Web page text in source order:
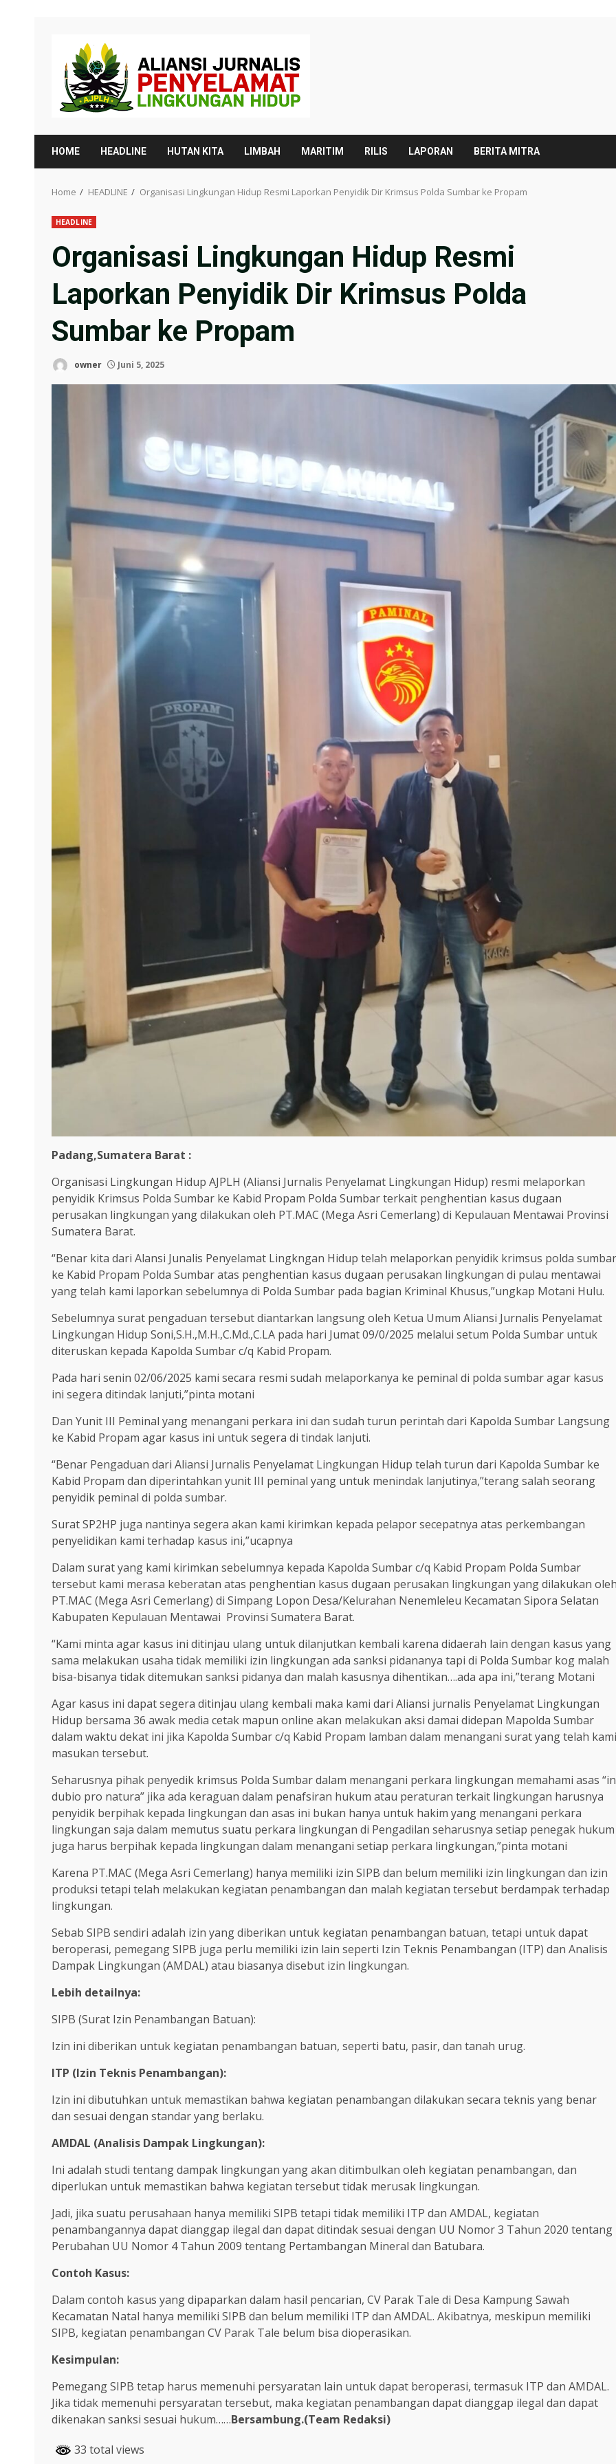
HOME HEADLINE HUTAN KITA LIMBAH MARITIM RILIS LAPORAN BERITA MITRA
Home HEADLINE Organisasi Lingkungan Hidup Resmi Laporkan Penyidik Dir Krimsus Polda Sumbar ke Propam
HEADLINE
Organisasi Lingkungan Hidup Resmi
Laporkan Penyidik Dir Krimsus Polda
Sumbar ke Propam
owner Juni 5, 2025
Padang,Sumatera Barat :
Organisasi Lingkungan Hidup AJPLH (Aliansi Jurnalis Penyelamat Lingkungan Hidup) resmi melaporkan
penyidik Krimsus Polda Sumbar ke Kabid Propam Polda Sumbar terkait penghentian kasus dugaan
perusakan lingkungan yang dilakukan oleh PT.MAC (Mega Asri Cemerlang) di Kepulauan Mentawai Provinsi
Sumatera Barat.
“Benar kita dari Alansi Junalis Penyelamat Lingkngan Hidup telah melaporkan penyidik krimsus polda sumbar
ke Kabid Propam Polda Sumbar atas penghentian kasus dugaan perusakan lingkungan di pulau mentawai
yang telah kami laporkan sebelumnya di Polda Sumbar pada bagian Kriminal Khusus,”ungkap Motani Hulu.
Sebelumnya surat pengaduan tersebut diantarkan langsung oleh Ketua Umum Aliansi Jurnalis Penyelamat
Lingkungan Hidup Soni,S.H.,M.H.,C.Md.,C.LA pada hari Jumat 09/0/2025 melalui setum Polda Sumbar untuk
diteruskan kepada Kapolda Sumbar c/q Kabid Propam.
Pada hari senin 02/06/2025 kami secara resmi sudah melaporkanya ke peminal di polda sumbar agar kasus
ini segera ditindak lanjuti,”pinta motani
Dan Yunit III Peminal yang menangani perkara ini dan sudah turun perintah dari Kapolda Sumbar Langsung
ke Kabid Propam agar kasus ini untuk segera di tindak lanjuti.
“Benar Pengaduan dari Aliansi Jurnalis Penyelamat Lingkungan Hidup telah turun dari Kapolda Sumbar ke
Kabid Propam dan diperintahkan yunit III peminal yang untuk menindak lanjutinya,”terang salah seorang
penyidik peminal di polda sumbar.
Surat SP2HP juga nantinya segera akan kami kirimkan kepada pelapor secepatnya atas perkembangan
penyelidikan kami terhadap kasus ini,”ucapnya
Dalam surat yang kami kirimkan sebelumnya kepada Kapolda Sumbar c/q Kabid Propam Polda Sumbar
tersebut kami merasa keberatan atas penghentian kasus dugaan perusakan lingkungan yang dilakukan
PT.MAC (Mega Asri Cemerlang) di Simpang Lopon Desa/Kelurahan Nenemleleu Kecamatan Sipora Selatan
Kabupaten Kepulauan Mentawai Provinsi Sumatera Barat.
“Kami minta agar kasus ini ditinjau ulang untuk dilanjutkan kembali karena didaerah lain dengan kasus yang
sama melakukan usaha tidak memiliki izin lingkungan ada sanksi pidananya tapi di Polda Sumbar kog malah
bisa-bisanya tidak ditemukan sanksi pidanya dan malah kasusnya dihentikan….ada apa ini,”terang Motani
Agar kasus ini dapat segera ditinjau ulang kembali maka kami dari Aliansi jurnalis Penyelamat Lingkungan
Hidup bersama 36 awak media cetak mapun online akan melakukan aksi damai didepan Mapolda Sumbar
dalam waktu dekat ini jika Kapolda Sumbar c/q Kabid Propam lamban dalam menangani surat yang telah kami
masukan tersebut.
Seharusnya pihak penyedik krimsus Polda Sumbar dalam menangani perkara lingkungan memahami asas “in
dubio pro natura” jika ada keraguan dalam penafsiran hukum atau peraturan terkait lingkungan harusnya
penyidik berpihak kepada lingkungan dan asas ini bukan hanya untuk hakim yang menangani perkara
lingkungan saja dalam memutus suatu perkara lingkungan di Pengadilan seharusnya setiap penegak hukum
juga harus berpihak kepada lingkungan dalam menangani setiap perkara lingkungan,”pinta motani
Karena PT.MAC (Mega Asri Cemerlang) hanya memiliki izin SIPB dan belum memiliki izin lingkungan dan izin
produksi tetapi telah melakukan kegiatan penambangan dan malah kegiatan tersebut berdampak terhadap
lingkungan.
Sebab SIPB sendiri adalah izin yang diberikan untuk kegiatan penambangan batuan, tetapi untuk dapat
beroperasi, pemegang SIPB juga perlu memiliki izin lain seperti Izin Teknis Penambangan (ITP) dan Analisis
Dampak Lingkungan (AMDAL) atau biasanya disebut izin lingkungan.
Lebih detailnya:
SIPB (Surat Izin Penambangan Batuan):
Izin ini diberikan untuk kegiatan penambangan batuan, seperti batu, pasir, dan tanah urug.
ITP (Izin Teknis Penambangan):
Izin ini dibutuhkan untuk memastikan bahwa kegiatan penambangan dilakukan secara teknis yang benar
dan sesuai dengan standar yang berlaku.
AMDAL (Analisis Dampak Lingkungan):
Ini adalah studi tentang dampak lingkungan yang akan ditimbulkan oleh kegiatan penambangan, dan
diperlukan untuk memastikan bahwa kegiatan tersebut tidak merusak lingkungan.
Jadi, jika suatu perusahaan hanya memiliki SIPB tetapi tidak memiliki ITP dan AMDAL, kegiatan
penambangannya dapat dianggap ilegal dan dapat ditindak sesuai dengan UU Nomor 3 Tahun 2020 tentang
Perubahan UU Nomor 4 Tahun 2009 tentang Pertambangan Mineral dan Batubara.
Contoh Kasus:
Dalam contoh kasus yang dipaparkan dalam hasil pencarian, CV Parak Tale di Desa Kampung Sawah
Kecamatan Natal hanya memiliki SIPB dan belum memiliki ITP dan AMDAL. Akibatnya, meskipun memiliki
SIPB, kegiatan penambangan CV Parak Tale belum bisa dioperasikan.
Kesimpulan:
Pemegang SIPB tetap harus memenuhi persyaratan lain untuk dapat beroperasi, termasuk ITP dan AMDAL.
Jika tidak memenuhi persyaratan tersebut, maka kegiatan penambangan dapat dianggap ilegal dan dapat
dikenakan sanksi sesuai hukum……Bersambung.(Team Redaksi)
33 total views